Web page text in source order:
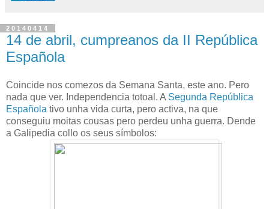
20140414
14 de abril, cumpreanos da II República
Española
Coincide nos comezos da Semana Santa, este ano. Pero
nada que ver. Independencia totoal. A Segunda República
Española tivo unha vida curta, pero activa, na que
conseguiu moitas cousas pero perdeu unha guerra. Dende
a Galipedia collo os seus símbolos: